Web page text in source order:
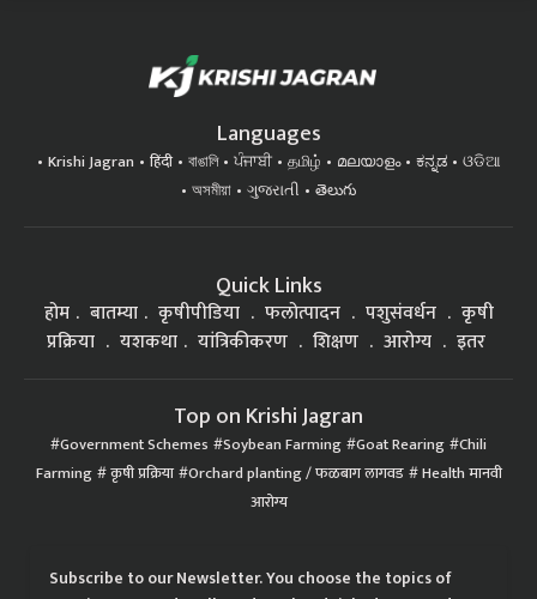
Languages
Krishi Jagran हिंदी বাঙালি ਪੰਜਾਬੀ தமிழ் മലയാളം ಕನ್ನಡ
ଓଡିଆ
অসমীয়া
ગુજરાતી తెలుగు
Quick Links
होम बातम्या कृषीपीडिया फलोत्पादन पशुसंवर्धन
कृषी
प्रक्रिया
यशकथा यांत्रिकीकरण शिक्षण आरोग्य इतर
Top on Krishi Jagran
Government Schemes Soybean Farming Goat Rearing Chili
Farming कृषी प्रक्रिया Orchard planting / फळबाग लागवड Health मानवी
आरोग्य
Subscribe to our Newsletter. You choose the topics of